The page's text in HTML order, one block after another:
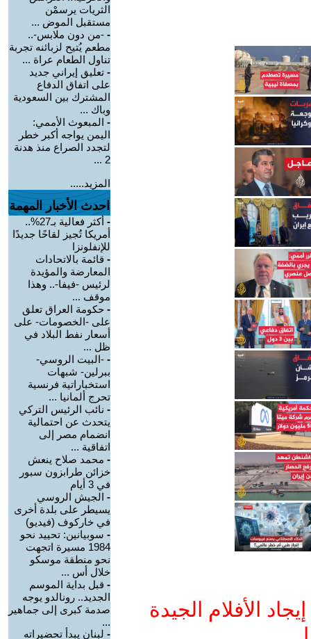
الأفلام الجيدة
الثريات يرسمْن
مستقبل الموض ...
- -من دون ملابس-..
مطعم يُتيح لزبائنه تجربة
تناول الطعام عراة ...
- تعليق إيراني جديد
على اتفاق الدفاع
المشترك بين السعودية
وباك ...
- المبعوث الأممي:
اليمن يواجه أكبر خطر
لتجدد الصراع منذ هدنة
2 ...
المزيد.....
احدث الأخبار المهمة
-
أكثر فعالية بـ27%..
أمريكا تُجيز لقاحًا جديدًا
للإنفلونزا
- قائمة بالاتحادات
المعارضة والمؤيدة
لرئيس -فيفا-.. وهذا
موقف ...
- حكومة العراق تعلق
على -الخصومات- على
أسعار نفط البلاد في
ظل ...
- -البيت الروسي-
ببرلين- شبهات
استخباراتية فرنسية
تحرج ألمانيا ...
- نائب الرئيس التركي
يتحدث عن احتمالية
انضمام مصر إلى
اتفاقية ...
- محمد صلاح ينعش
خزائن طرابزون سبور
في 3 أيام
- الجيش الروسي
يسيطر على بلدة أخرى
في خاركوف (فيديو)
- سوبيانين: تحييد نحو
1984 مسيرة اتجهت
نحو منطقة موسكو
خلال أس ...
- قبل بداية الموسم
الجديد.. رونالدو يوجه
صدمة كبرى إلى جماهير
...
- لبنان يبدأ تحضيراته